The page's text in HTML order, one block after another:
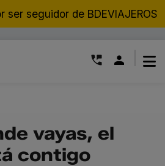
seguidor de BDEVIAJEROS
vayas, el
contigo